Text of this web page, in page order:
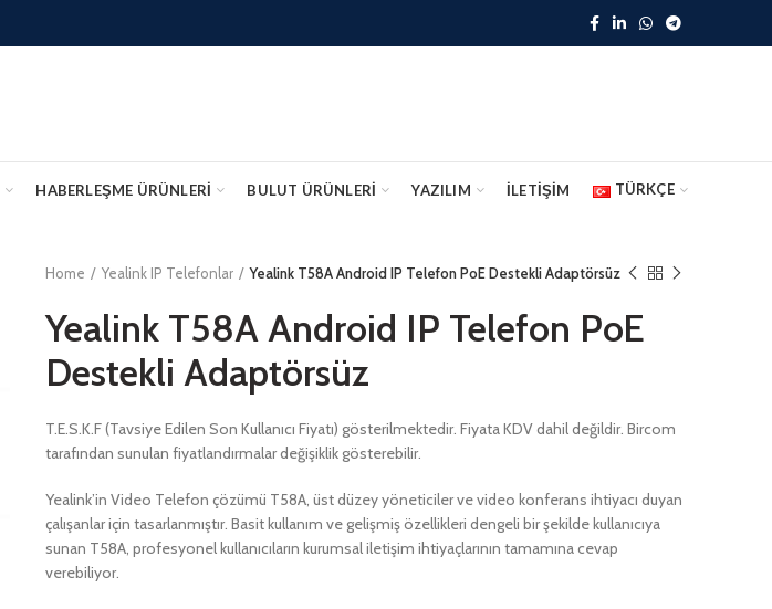
HABERLEŞME ÜRÜNLERİ BULUT ÜRÜNLERİ YAZILIM İLETİŞİM TÜRKÇE
Home Yealink IP Telefonlar Yealink T58A Android IP Telefon PoE Destekli Adaptörsüz
Yealink T58A Android IP Telefon PoE
Destekli Adaptörsüz
T.E.S.K.F (Tavsiye Edilen Son Kullanıcı Fiyatı) gösterilmektedir. Fiyata KDV dahil değildir. Bircom
tarafından sunulan fiyatlandırmalar değişiklik gösterebilir.
Yealink’in Video Telefon çözümü T58A, üst düzey yöneticiler ve video konferans ihtiyacı duyan
çalışanlar için tasarlanmıştır. Basit kullanım ve gelişmiş özellikleri dengeli bir şekilde kullanıcıya
sunan T58A, profesyonel kullanıcıların kurumsal iletişim ihtiyaçlarının tamamına cevap
verebiliyor.